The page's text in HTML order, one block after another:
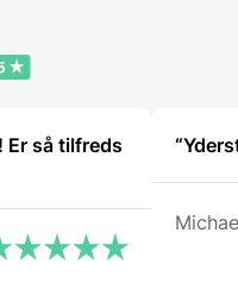
Er så tilfreds